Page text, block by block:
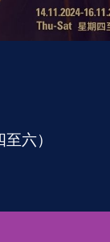
六）